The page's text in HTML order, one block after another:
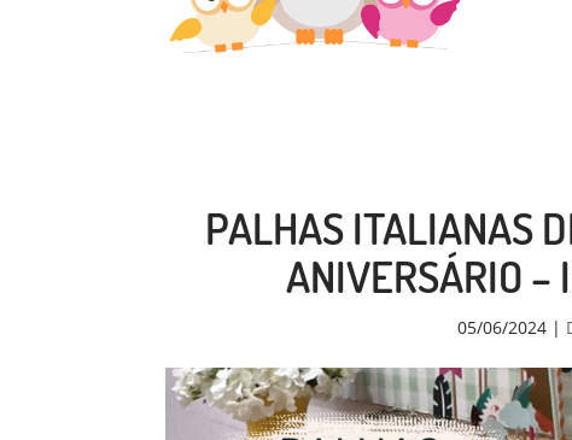
PALHAS ITALIANAS
ANIVERSÁRIO –
05/06/2024|